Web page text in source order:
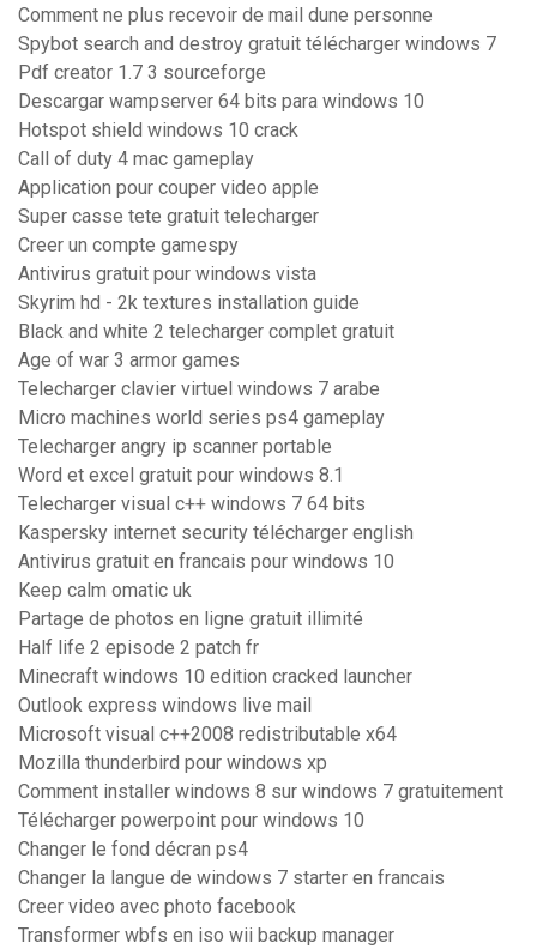
Comment ne plus recevoir de mail dune personne
Spybot search and destroy gratuit télécharger windows 7
Pdf creator 1.7 3 sourceforge
Descargar wampserver 64 bits para windows 10
Hotspot shield windows 10 crack
Call of duty 4 mac gameplay
Application pour couper video apple
Super casse tete gratuit telecharger
Creer un compte gamespy
Antivirus gratuit pour windows vista
Skyrim hd - 2k textures installation guide
Black and white 2 telecharger complet gratuit
Age of war 3 armor games
Telecharger clavier virtuel windows 7 arabe
Micro machines world series ps4 gameplay
Telecharger angry ip scanner portable
Word et excel gratuit pour windows 8.1
Telecharger visual c++ windows 7 64 bits
Kaspersky internet security télécharger english
Antivirus gratuit en francais pour windows 10
Keep calm omatic uk
Partage de photos en ligne gratuit illimité
Half life 2 episode 2 patch fr
Minecraft windows 10 edition cracked launcher
Outlook express windows live mail
Microsoft visual c++2008 redistributable x64
Mozilla thunderbird pour windows xp
Comment installer windows 8 sur windows 7 gratuitement
Télécharger powerpoint pour windows 10
Changer le fond décran ps4
Changer la langue de windows 7 starter en francais
Creer video avec photo facebook
Transformer wbfs en iso wii backup manager